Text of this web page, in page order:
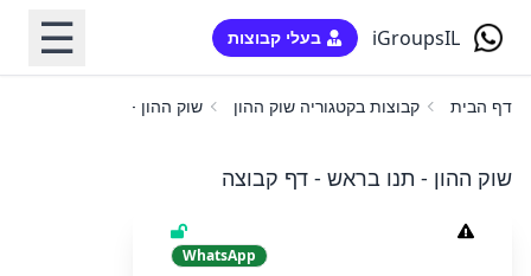
iGroupsIL בעלי קבוצות ☰
דף הבית קבוצות בקטגוריה שוק ההון שוק ההון - תנו בראש
שוק ההון - תנו בראש - דף קבוצה
WhatsApp